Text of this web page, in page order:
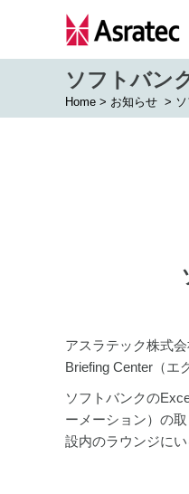
ソフトバン
Home > お知らせ >
アスラテック株式
Briefing Center（エ
ソフトバンクの
ーメーション）の
設内のラウンジに